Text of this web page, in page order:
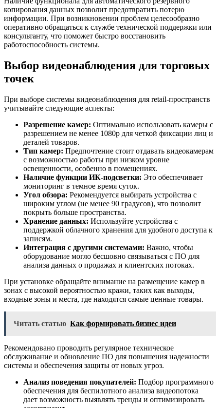
копирования данных позволит предотвратить потерю
информации. При возникновении проблем целесообразно
оперативно обращаться к службе технической поддержки или
консультанту, что поможет быстро восстановить
работоспособность системы.
Выбор видеонаблюдения для торговых
точек
При выборе системы видеонаблюдения для retail-пространств
учитывайте следующие аспекты:
Разрешение камер: Оптимально использовать камеры с
разрешением не менее 1080p для четкой фиксации лиц и
деталей товаров.
Тип камер: Предпочтение стоит отдавать видеокамерам
с возможностью работы при низком уровне
освещенности, особенно в помещениях.
Наличие функции ИК-подсветки: Это обеспечивает
мониторинг в темное время суток.
Угол обзора: Рекомендуется выбирать устройства с
широким углом (не менее 90 градусов), что позволит
покрыть больше пространства.
Хранение данных: Используйте устройства с
поддержкой облачного хранения для удобного доступа к
записям.
Интеграция с другими системами: Важно, чтобы
оборудование могло бесшовно связываться с ПО для
анализа данных о продажах и клиентских потоках.
При установке обращайте внимание на размещение камер в
зонах с высокой вероятностью кражи, таких как выходы,
входные зоны и места, где находятся самые ценные товары.
Читать статью Как формировать бизнес идеи
Рекомендовано проводить регулярное техническое
обслуживание и обновление ПО для повышения надежности
системы и обеспечения защиты от новых угроз.
Анализ поведения покупателей: Подбор программного
обеспечения для беспилотного анализа видеопотока
дает возможность выявлять тренды и оптимизировать